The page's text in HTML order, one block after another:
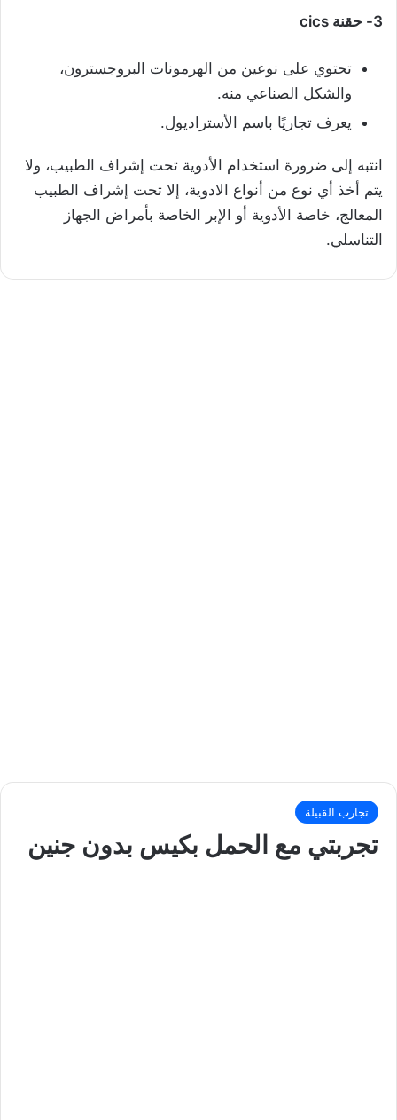
3- حقنة cics
تحتوي على نوعين من الهرمونات البروجسترون،
والشكل الصناعي منه.
يعرف تجاريًا باسم الأستراديول.
انتبه إلى ضرورة استخدام الأدوية تحت إشراف الطبيب، ولا
يتم أخذ أي نوع من أنواع الادوية، إلا تحت إشراف الطبيب
المعالج، خاصة الأدوية أو الإبر الخاصة بأمراض الجهاز
التناسلي.